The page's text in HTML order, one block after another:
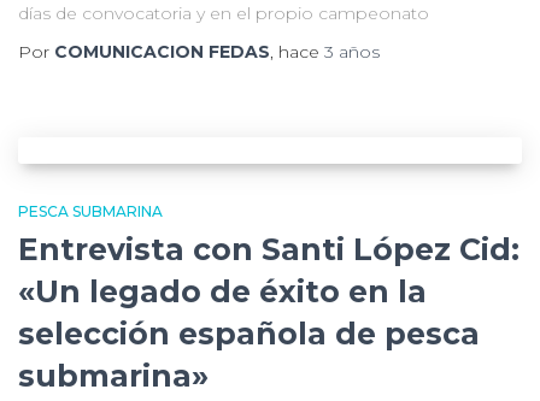
días de convocatoria y en el propio campeonato
Por COMUNICACION FEDAS, hace 3 años
PESCA SUBMARINA
Entrevista con Santi López Cid:
«Un legado de éxito en la
selección española de pesca
submarina»